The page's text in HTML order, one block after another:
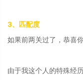
3、匹配度
如果前两关过了，恭喜
由于我这个人的特殊经